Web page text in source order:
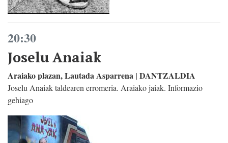
20:30
Joselu Anaiak
Araiako plazan, Lautada Asparrena | DANTZALDIA
Joselu Anaiak taldearen erromeria. Araiako jaiak. Informazio
gehiago